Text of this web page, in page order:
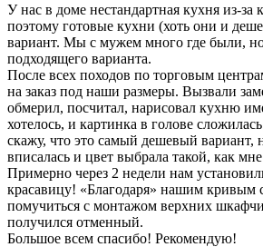
У нас в доме нестандартная кухня из-за
поэтому готовые кухни (хоть они и
вариант. Мы с мужем много где были,
подходящего варианта.
После всех походов по торговым
на заказ под наши размеры. Вызвали
обмерил, посчитал, нарисовал кухню
хотелось, и картинка в голове
скажу, что это самый дешевый вариант,
вписалась и цвет выбрала такой, как
Примерно через 2 недели нам
красавицу! «Благодаря» нашим кривым
помучиться с монтажом верхних
получился отменный.
Большое всем спасибо! Рекомендую!